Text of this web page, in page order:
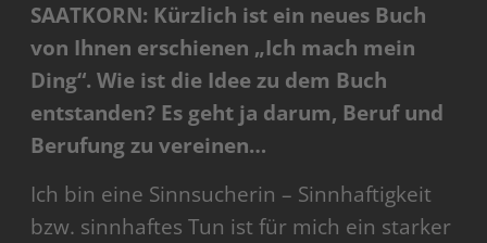
SAATKORN: Kürzlich ist ein neues Buch
von Ihnen erschienen „Ich mach mein
Ding“. Wie ist die Idee zu dem Buch
entstanden? Es geht ja darum, Beruf und
Berufung zu vereinen…
Ich bin eine Sinnsucherin – Sinnhaftigkeit
bzw. sinnhaftes Tun ist für mich ein starker